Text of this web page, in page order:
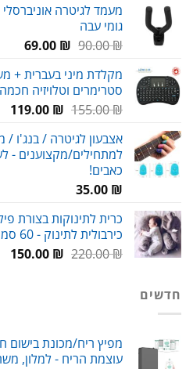
היה:
הוא:
מעמד לגיטרה
גומי עבה
90.00₪
המחיר
היה:
90.00 ₪.
69.00 ₪
המחיר
הוא:
69.00 ₪.
מקלדת מיני בעברית +
סטרימרים וטלויזיה
155.00₪
המחיר
היה:
155.00 ₪.
119.00 ₪
אצבעון לגיטרה / בנג'ו /
למתחילים/מקצוענים -
כאבים!
35.00 ₪
כרית לתינוקות בצורת
כירבולית לתינוק - 60 סמ'
220.00₪
המחיר150.00 ₪
חדשים
מפיץ ריח/מכונת
עוצמת הריח - למלון,